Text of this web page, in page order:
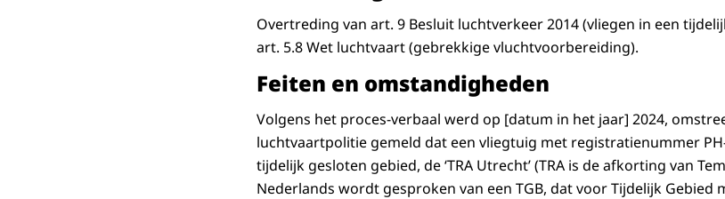
Overtreding van art. 9 Besluit luchtverkeer 2014 (vliegen in een
art. 5.8 Wet luchtvaart (gebrekkige vluchtvoorbereiding).
Feiten en omstandigheden
Volgens het proces-verbaal werd op [datum in het jaar] 2024,
luchtvaartpolitie gemeld dat een vliegtuig met registratienummer
tijdelijk gesloten gebied, de ‘TRA Utrecht’ (TRA is de afkorting van
Nederlands wordt gesproken van een TGB, dat voor Tijdelijk Gebied